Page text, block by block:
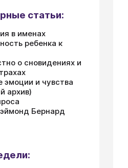
статьи:
в именах
ребенка к
о сновидениях и
эмоции и чувства
архив)
Бернард